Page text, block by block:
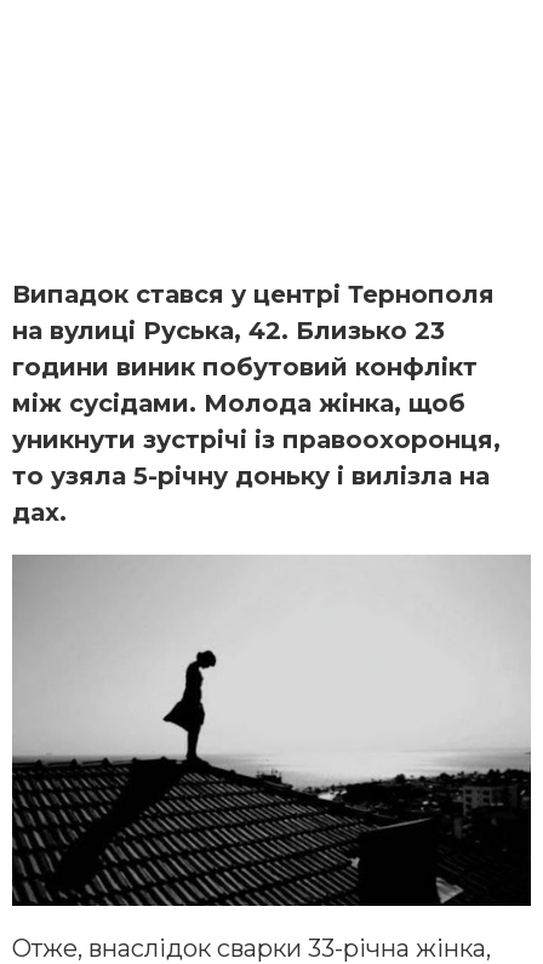
Випадок стався у центрі Тернополя
на вулиці Руська, 42. Близько 23
години виник побутовий конфлікт
між сусідами. Молода жінка, щоб
уникнути зустрічі із правоохоронця,
то узяла 5-річну доньку і вилізла на
дах.
Отже, внаслідок сварки 33-річна жінка,